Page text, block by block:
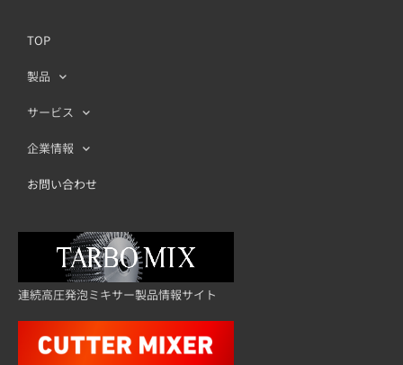
TOP
製品
サービス
企業情報
お問い合わせ
連続高圧発泡ミキサー製品情報サイト